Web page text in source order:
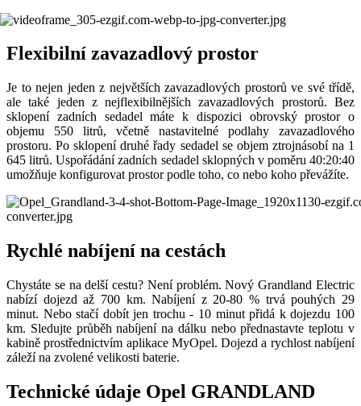
Flexibilní zavazadlový prostor
Je to nejen jeden z největších zavazadlových prostorů ve své třídě,
ale také jeden z nejflexibilnějších zavazadlových prostorů. Bez
sklopení zadních sedadel máte k dispozici obrovský prostor o
objemu 550 litrů, včetně nastavitelné podlahy zavazadlového
prostoru. Po sklopení druhé řady sedadel se objem ztrojnásobí na 1
645 litrů. Uspořádání zadních sedadel sklopných v poměru 40:20:40
umožňuje konfigurovat prostor podle toho, co nebo koho převážíte.
Rychlé nabíjení na cestách
Chystáte se na delší cestu? Není problém. Nový Grandland Electric
nabízí dojezd až 700 km. Nabíjení z 20-80 % trvá pouhých 29
minut. Nebo stačí dobít jen trochu - 10 minut přidá k dojezdu 100
km. Sledujte průběh nabíjení na dálku nebo přednastavte teplotu v
kabině prostřednictvím aplikace MyOpel. Dojezd a rychlost nabíjení
záleží na zvolené velikosti baterie.
Technické údaje Opel GRANDLAND